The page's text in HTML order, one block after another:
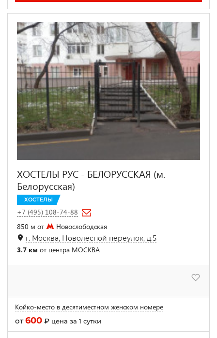
ХОСТЕЛЫ РУС - БЕЛОРУССКАЯ (м.
Белорусская)
ХОСТЕЛЫ
+7 (495) 108-74-88
850 м от
Новослободская
г. Москва, Новолесной переулок, д.5
3.7 км от центра МОСКВА
Койко-место в десятиместном женском номере
от600 ₽ цена за 1 сутки